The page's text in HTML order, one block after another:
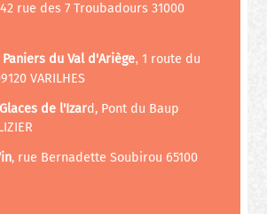
rue des 7 Troubadours 31000
du Val d'Ariège,1 route du
VARILHES
de l'Izard, Pont du Baup
, rue Bernadette Soubirou 65100